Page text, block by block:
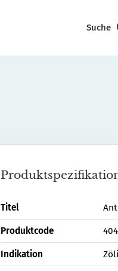
Suche
Titel
Produktcode
Indikation